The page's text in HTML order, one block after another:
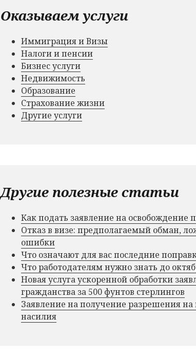
Оказываем услуги
Иммиграция и Визы
Налоги и пенсии
Бизнес услуги
Недвижимость
Образование
Страхование жизни
Другие услуги
Другие полезные статьи
Как подать заявление на
Отказ в визе: предполагаемый обман,
ошибки
Что означают для вас последние
Что работодателям нужно знать до
Новая услуга ускоренной обработки
гражданства за 500 фунтов стерлингов
Заявление на получение разрешения
насилия